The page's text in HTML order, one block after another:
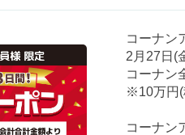
コーナン
2月27日(
コーナン
※10万円(
コーナン